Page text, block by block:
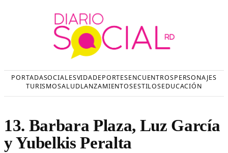
PORTADASOCIALESVIDADEPORTESENCUENTROSPERSONAJES
TURISMOSALUDLANZAMIENTOSESTILOSEDUCACIÓN
13. Barbara Plaza, Luz García
y Yubelkis Peralta